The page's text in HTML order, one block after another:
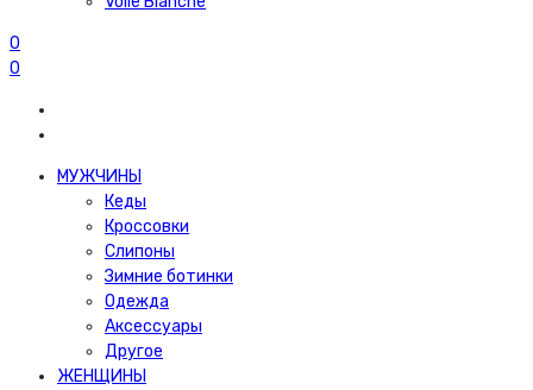
0
0
МУЖЧИНЫ
Кеды
Кроссовки
Слипоны
Зимние ботинки
Одежда
Аксессуары
Другое
ЖЕНЩИНЫ